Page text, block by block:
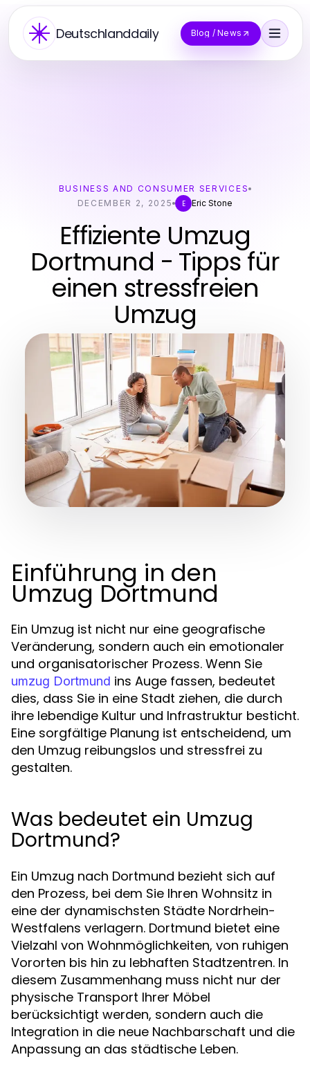
Deutschlanddaily Blog / News
BUSINESS AND CONSUMER SERVICES
DECEMBER 2, 2025
E Eric Stone
Effiziente Umzug
Dortmund - Tipps für
einen stressfreien
Umzug
Einführung in den
Umzug Dortmund
Ein Umzug ist nicht nur eine geografische
Veränderung, sondern auch ein emotionaler
und organisatorischer Prozess. Wenn Sie
umzug Dortmund ins Auge fassen, bedeutet
dies, dass Sie in eine Stadt ziehen, die durch
ihre lebendige Kultur und Infrastruktur besticht.
Eine sorgfältige Planung ist entscheidend, um
den Umzug reibungslos und stressfrei zu
gestalten.
Was bedeutet ein Umzug
Dortmund?
Ein Umzug nach Dortmund bezieht sich auf
den Prozess, bei dem Sie Ihren Wohnsitz in
eine der dynamischsten Städte Nordrhein-
Westfalens verlagern. Dortmund bietet eine
Vielzahl von Wohnmöglichkeiten, von ruhigen
Vororten bis hin zu lebhaften Stadtzentren. In
diesem Zusammenhang muss nicht nur der
physische Transport Ihrer Möbel
berücksichtigt werden, sondern auch die
Integration in die neue Nachbarschaft und die
Anpassung an das städtische Leben.